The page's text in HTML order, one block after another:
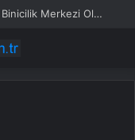
Şekibe İnsel Doğal Yaşam Çiftliği Atlı Binicilik Merkezi Oluyor